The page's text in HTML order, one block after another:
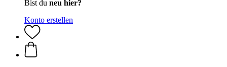
Bist du neu hier?
Konto erstellen